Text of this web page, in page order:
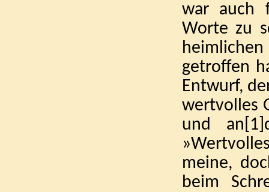
war auch
Worte zu
getroffen
Entwurf,
wertvolles
und an [1]
meine,
beim